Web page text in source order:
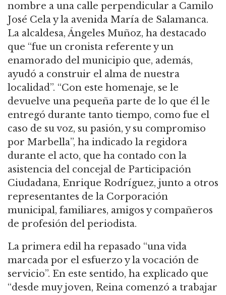
nombre a una calle perpendicular a Camilo
José Cela y la avenida María de Salamanca.
La alcaldesa, Ángeles Muñoz, ha destacado
que “fue un cronista referente y un
enamorado del municipio que, además,
ayudó a construir el alma de nuestra
localidad”. “Con este homenaje, se le
devuelve una pequeña parte de lo que él le
entregó durante tanto tiempo, como fue el
caso de su voz, su pasión, y su compromiso
por Marbella”, ha indicado la regidora
durante el acto, que ha contado con la
asistencia del concejal de Participación
Ciudadana, Enrique Rodríguez, junto a otros
representantes de la Corporación
municipal, familiares, amigos y compañeros
de profesión del periodista.
La primera edil ha repasado “una vida
marcada por el esfuerzo y la vocación de
servicio”. En este sentido, ha explicado que
“desde muy joven, Reina comenzó a trabajar